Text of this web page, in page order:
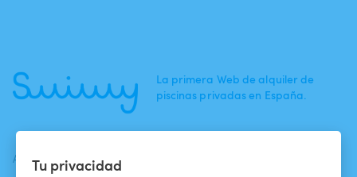
Tu privacidad
La primera Web de alquiler de
piscinas privadas en España.
ACTUALIDADES